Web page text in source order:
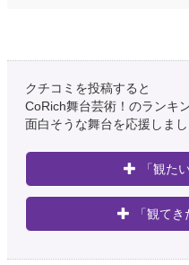
クチコミを投稿すると
CoRich舞台芸術！のランキ
面白そうな舞台を応援しまし
「観た
「観て